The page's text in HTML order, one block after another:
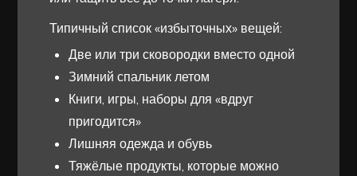
Типичный список «избыточных» вещей:
Две или три сковородки вместо одной
Зимний спальник летом
Книги, игры, наборы для «вдруг
пригодится»
Лишняя одежда и обувь
Тяжёлые продукты, которые можно